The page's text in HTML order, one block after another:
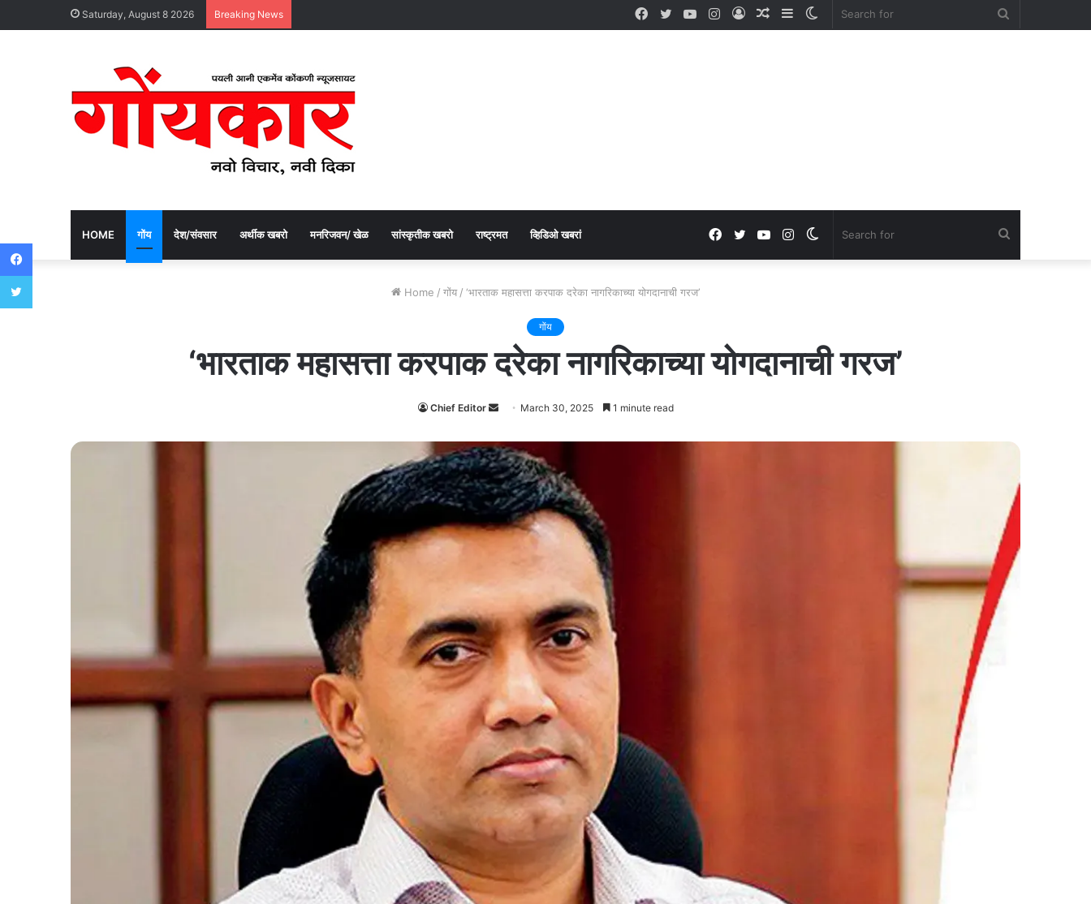
Saturday, August 8 2026 Breaking News
Switch
Sidebar
Random
Log
Instagram
YouTube
Twitter
Facebook
HOME गोंय देश/संवसार अर्थीक खबरो मनरिजवन/ खेळ सांस्कृतीक खबरो राष्ट्रमत व्हिडिओ खबरां Switch
Instagram
YouTube
Twitter
Facebook
Home / गोंय / ‘भारताक महासत्ता करपाक दरेका नागरिकाच्या योगदानाची गरज’
गोंय
‘भारताक महासत्ता करपाक दरेका नागरिकाच्या योगदानाची गरज’
Chief Editor
Send
email
March 30, 2025 1 minute read